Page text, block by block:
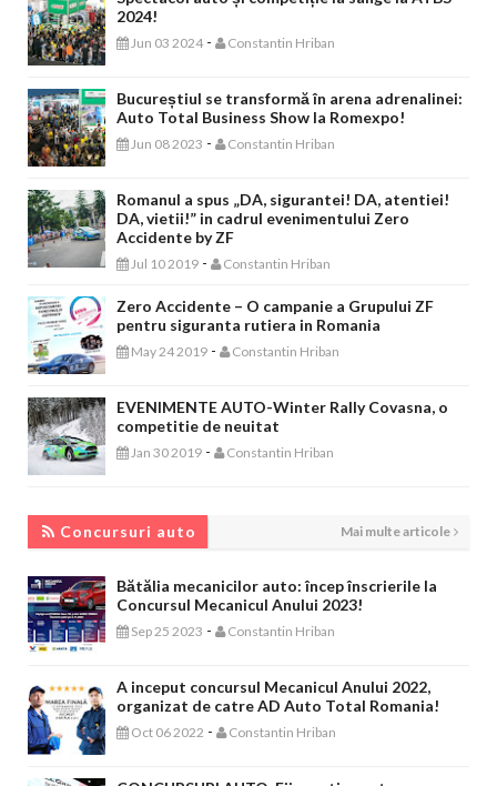
2024!
Jun 03 2024 - Constantin Hriban
Bucureștiul se transformă în arena adrenalinei:
Auto Total Business Show la Romexpo!
Jun 08 2023 - Constantin Hriban
Romanul a spus „DA, sigurantei! DA, atentiei!
DA, vietii!” in cadrul evenimentului Zero
Accidente by ZF
Jul 10 2019 - Constantin Hriban
Zero Accidente – O campanie a Grupului ZF
pentru siguranta rutiera in Romania
May 24 2019 - Constantin Hriban
EVENIMENTE AUTO-Winter Rally Covasna, o
competitie de neuitat
Jan 30 2019 - Constantin Hriban
Concursuri auto Mai multe articole
Bătălia mecanicilor auto: încep înscrierile la
Concursul Mecanicul Anului 2023!
Sep 25 2023 - Constantin Hriban
A inceput concursul Mecanicul Anului 2022,
organizat de catre AD Auto Total Romania!
Oct 06 2022 - Constantin Hriban